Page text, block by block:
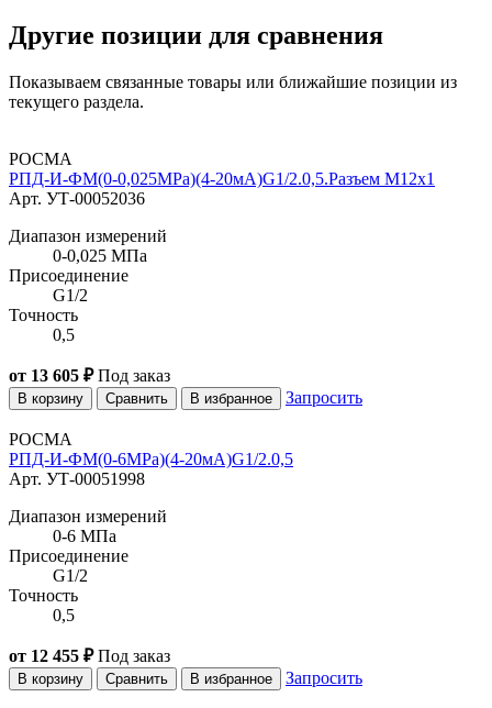
Другие позиции для сравнения
Показываем связанные товары или ближайшие позиции из
текущего раздела.
РОСМА
РПД-И-ФМ(0-0,025MPa)(4-20мА)G1/2.0,5.Разъем М12х1
Арт. УТ-00052036
Диапазон измерений
0-0,025 МПа
Присоединение
G1/2
Точность
0,5
от 13 605 ₽ Под заказ
В корзину Сравнить В избранное Запросить
РОСМА
РПД-И-ФМ(0-6MPa)(4-20мА)G1/2.0,5
Арт. УТ-00051998
Диапазон измерений
0-6 МПа
Присоединение
G1/2
Точность
0,5
от 12 455 ₽ Под заказ
В корзину Сравнить В избранное Запросить